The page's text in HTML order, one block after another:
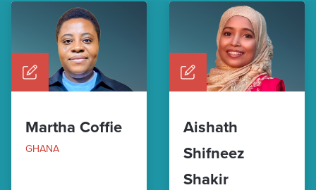
Martha Coffie
GHANA
Aishath
Shifneez
Shakir